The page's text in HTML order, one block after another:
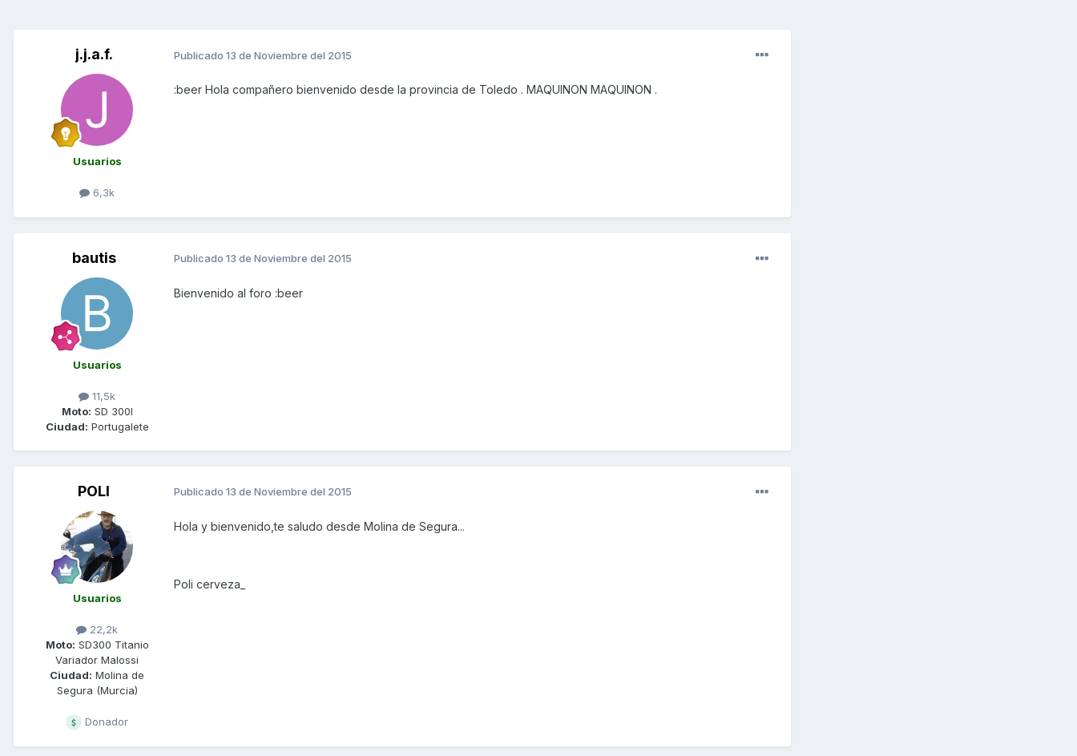
j.j.a.f.
Usuarios
6,3k
Publicado 13 de Noviembre del 2015
:beer Hola compañero bienvenido desde la provincia de Toledo . MAQUINON MAQUINON .
bautis
Usuarios
11,5k
Moto: SD 300I
Ciudad: Portugalete
Publicado 13 de Noviembre del 2015
Bienvenido al foro :beer
POLI
Usuarios
22,2k
Moto: SD300 Titanio
Variador Malossi
Ciudad: Molina de
Segura (Murcia)
Donador
Publicado 13 de Noviembre del 2015
Hola y bienvenido,te saludo desde Molina de Segura...
Poli cerveza_